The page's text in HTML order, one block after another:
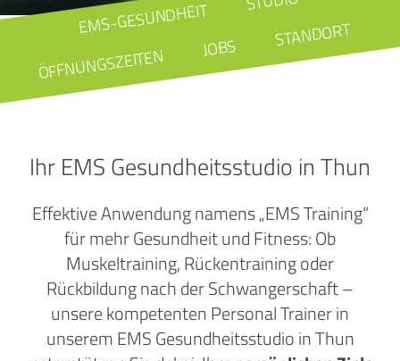
EMS-GESUNDHEIT
ÖFFNUNGSZEITEN JOBS STANDORT
Ihr EMS Gesundheitsstudio in Thun
Effektive Anwendung namens „EMS Training“
für mehr Gesundheit und Fitness: Ob
Muskeltraining, Rückentraining oder
Rückbildung nach der Schwangerschaft –
unsere kompetenten Personal Trainer in
unserem EMS Gesundheitsstudio in Thun